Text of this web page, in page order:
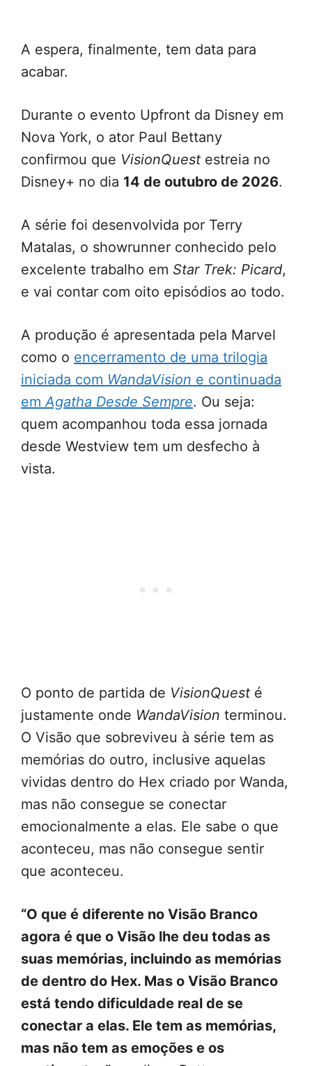
A espera, finalmente, tem data para
acabar.
Durante o evento Upfront da Disney em
Nova York, o ator Paul Bettany
confirmou que VisionQuest estreia no
Disney+ no dia 14 de outubro de 2026.
A série foi desenvolvida por Terry
Matalas, o showrunner conhecido pelo
excelente trabalho em Star Trek: Picard,
e vai contar com oito episódios ao todo.
A produção é apresentada pela Marvel
como o encerramento de uma trilogia
iniciada com WandaVision e continuada
emAgatha Desde Sempre. Ou seja:
quem acompanhou toda essa jornada
desde Westview tem um desfecho à
vista.
O ponto de partida de VisionQuest é
justamente onde WandaVision terminou.
O Visão que sobreviveu à série tem as
memórias do outro, inclusive aquelas
vividas dentro do Hex criado por Wanda,
mas não consegue se conectar
emocionalmente a elas. Ele sabe o que
aconteceu, mas não consegue sentir
que aconteceu.
“O que é diferente no Visão Branco
agora é que o Visão lhe deu todas as
suas memórias, incluindo as memórias
de dentro do Hex. Mas o Visão Branco
está tendo dificuldade real de se
conectar a elas. Ele tem as memórias,
mas não tem as emoções e os